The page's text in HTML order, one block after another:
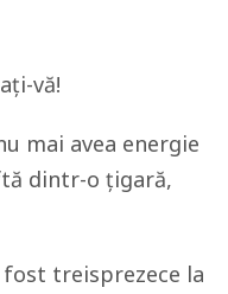
vă!
mai avea energie
dintr-o țigară,
treisprezece la